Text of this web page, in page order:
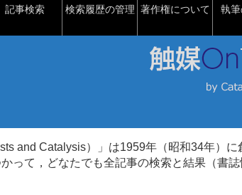
記事検索 検索履歴の管理 著作権について 執筆
and Catalysis）」は1959年（昭和34年）
って，どなたでも全記事の検索と結果（書